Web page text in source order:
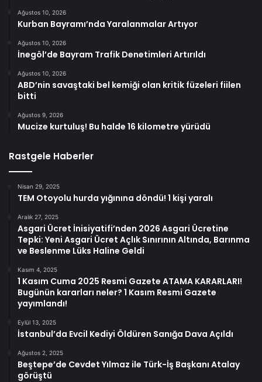
Ağustos 10, 2026
Kurban Bayramı’nda Yaralanmalar Artıyor
Ağustos 10, 2026
İnegöl’de Bayram Trafik Denetimleri Artırıldı
Ağustos 10, 2026
ABD’nin savaştaki bel kemiği olan kritik füzeleri fiilen
bitti
Ağustos 9, 2026
Mucize kurtuluş! Bu halde 16 kilometre yürüdü
Rastgele Haberler
Nisan 29, 2025
TEM Otoyolu hurda yığınına döndü! 1 kişi yaralı
Aralık 27, 2025
Asgari Ücret İnisiyatifi’nden 2026 Asgari Ücretine
Tepki: Yeni Asgari Ücret Açlık Sınırının Altında, Barınma
ve Beslenme Lüks Haline Geldi
Kasım 4, 2025
1 Kasım Cuma 2025 Resmi Gazete ATAMA KARARLARI!
Bugünün kararları neler? 1 Kasım Resmi Gazete
yayımlandı!
Eylül 13, 2025
İstanbul’da Evcil Kediyi Öldüren Sanığa Dava Açıldı
Ağustos 2, 2025
Beştepe’de Cevdet Yılmaz ile Türk-İş Başkanı Atalay
görüştü